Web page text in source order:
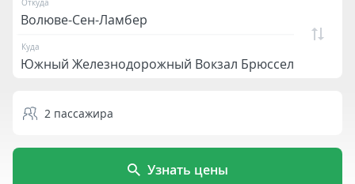
Откуда
Куда
2 пассажира
Узнать цены